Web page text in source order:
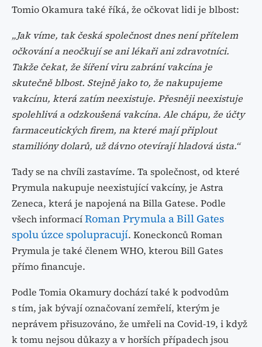
Tomio Okamura také říká, že očkovat lidi je blbost:
„Jak víme, tak česká společnost dnes není přítelem
očkování a neočkují se ani lékaři ani zdravotníci.
Takže čekat, že šíření viru zabrání vakcína je
skutečně blbost. Stejně jako to, že nakupujeme
vakcínu, která zatím neexistuje. Přesněji neexistuje
spolehlivá a odzkoušená vakcína. Ale chápu, že účty
farmaceutických firem, na které mají připlout
stamilióny dolarů, už dávno otevírají hladová ústa.“
Tady se na chvíli zastavíme. Ta společnost, od které
Prymula nakupuje neexistující vakcíny, je Astra
Zeneca, která je napojená na Billa Gatese. Podle
všech informacíRoman Prymula a Bill Gates
spolu úzce spolupracují. Koneckonců Roman
Prymula je také členem WHO, kterou Bill Gates
přímo financuje.
Podle Tomia Okamury dochází také k podvodům
s tím, jak bývají označovaní zemřelí, kterým je
neprávem přisuzováno, že umřeli na Covid-19, i když
k tomu nejsou důkazy a v horších případech jsou